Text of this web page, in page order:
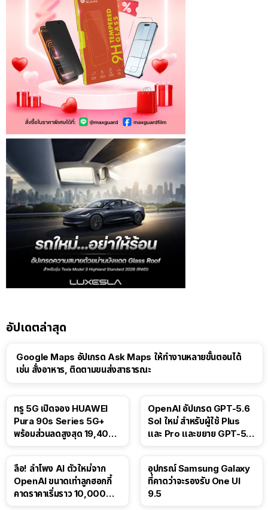
อัปเดตล่าสุด
Google Maps อัปเกรด Ask Maps ให้ทำงานหลายขั้นตอนได้
เช่น สั่งอาหาร, ติดตามขนส่งสาธารณะ
ทรู 5G เปิดจอง HUAWEI
Pura 90s Series 5G+
พร้อมส่วนลดสูงสุด 19,400
OpenAI อัปเกรด GPT-5.6
Sol ใหม่ สำหรับผู้ใช้ Plus
และ Pro และขยาย GPT-5.6
ลือ! ลำโพง AI ตัวใหม่จาก
OpenAI ขนาดเท่าลูกฮอกกี้
คาดราคาเริ่มราว 10,000
อุปกรณ์ Samsung Galaxy
ที่คาดว่าจะรองรับ One UI
9.5